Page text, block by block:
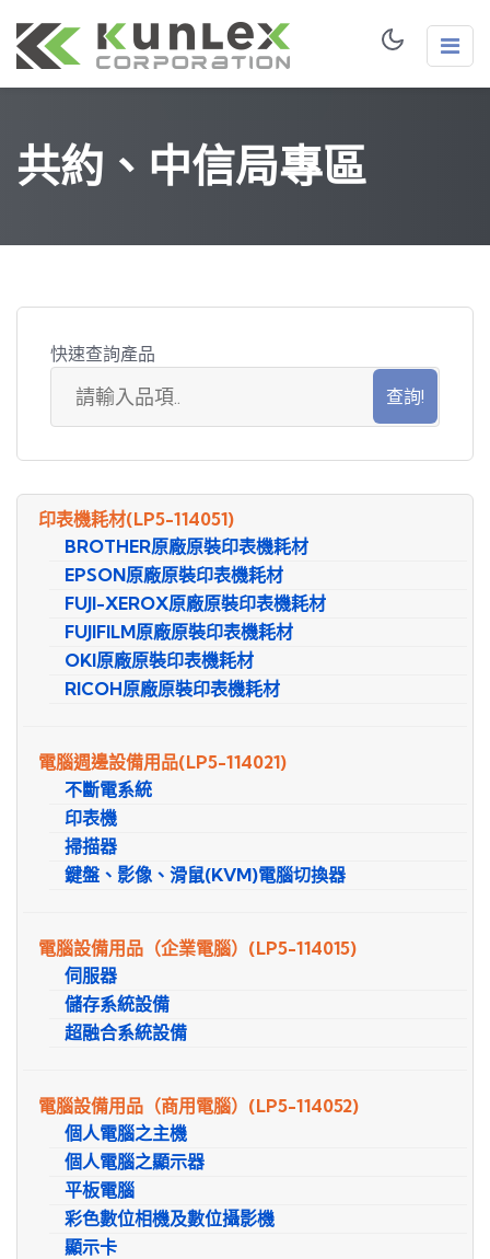
共約、中信局專區
快速查詢產品
品
項
尋
印表機耗材(LP5-114051)
BROTHER原廠原裝印表機耗材
EPSON原廠原裝印表機耗材
FUJI-XEROX原廠原裝印表機耗材
FUJIFILM原廠原裝印表機耗材
OKI原廠原裝印表機耗材
RICOH原廠原裝印表機耗材
電腦週邊設備用品(LP5-114021)
不斷電系統
印表機
掃描器
鍵盤、影像、滑鼠(KVM)電腦切換器
電腦設備用品（企業電腦） (LP5-114015)
伺服器
儲存系統設備
超融合系統設備
電腦設備用品（商用電腦） (LP5-114052)
個人電腦之主機
個人電腦之顯示器
平板電腦
彩色數位相機及數位攝影機
顯示卡